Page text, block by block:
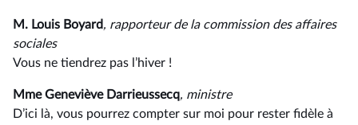
M. Louis Boyard, rapporteur de la commission des affaires
sociales
Vous ne tiendrez pas l’hiver !
Mme Geneviève Darrieussecq, ministre
D’ici là, vous pourrez compter sur moi pour rester fidèle à